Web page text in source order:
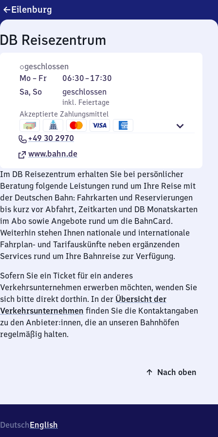
Eilenburg
Reisezentrum
geschlossen
Montag
bis
Mo – Fr 06:30–17:30
Von
6
Uhr
30
bis
17
Uhr
30
Samstag
Sonntag
Sa, So,
inkl. Feiertage
geschlossen
inkl. Feiertage
Akzeptierte Zahlungsmittel
+49 30 2970
www.bahn.de
Im DB Reisezentrum erhalten Sie bei persönlicher
Beratung folgende Leistungen rund um Ihre Reise mit
der Deutschen Bahn: Fahrkarten und Reservierungen
bis kurz vor Abfahrt, Zeitkarten und DB Monatskarten
im Abo sowie Angebote rund um die BahnCard.
Weiterhin stehen Ihnen nationale und internationale
Fahrplan- und Tarifauskünfte neben ergänzenden
Services rund um Ihre Bahnreise zur Verfügung.
Sofern Sie ein Ticket für ein anderes
Verkehrsunternehmen erwerben möchten, wenden Sie
sich bitte direkt dorthin. In der Übersicht der
Verkehrsunternehmen finden Sie die Kontaktangaben
zu den Anbieter:innen, die an unseren Bahnhöfen
regelmäßig halten.
Nach oben
DeutschEnglish